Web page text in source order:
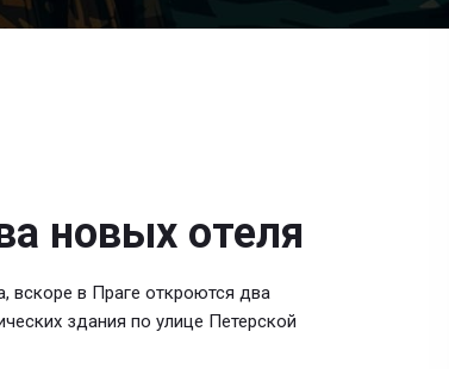
новых отеля
вскоре в Праге откроются два
здания по улице Петерской